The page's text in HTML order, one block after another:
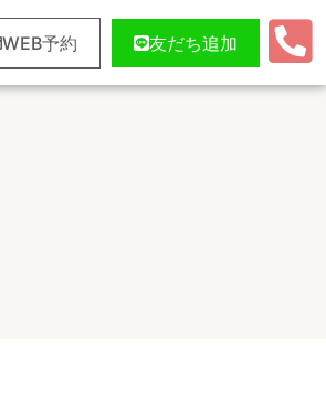
WEB予約 友だち追加